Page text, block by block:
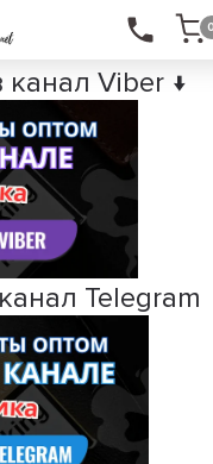
Viber ↓
Telegram